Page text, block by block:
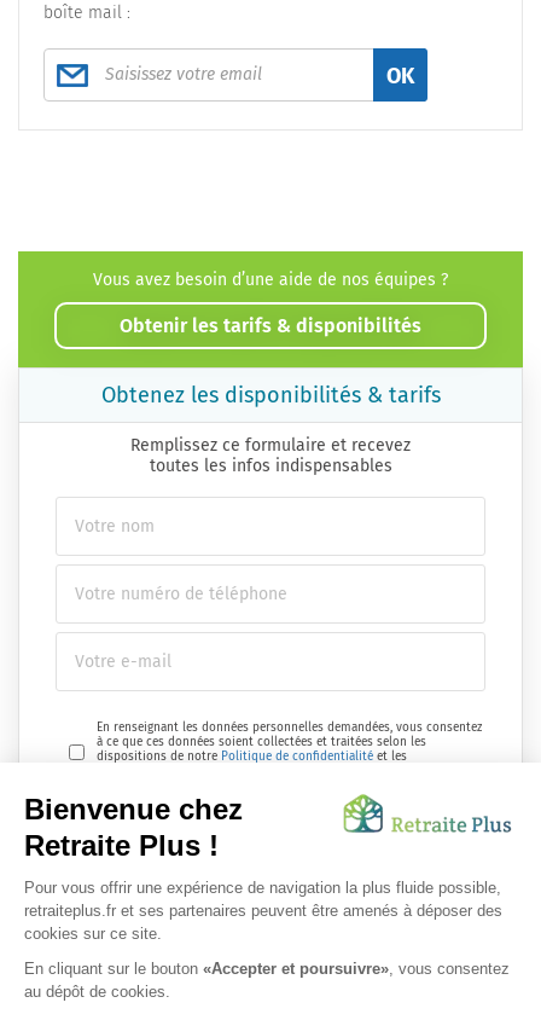
boîte mail :
OK
Vous avez besoin d’une aide de nos équipes ?
Obtenir les tarifs & disponibilités
Obtenez les disponibilités & tarifs
Remplissez ce formulaire et recevez
toutes les infos indispensables
En renseignant les données personnelles demandées, vous consentez
à ce que ces données soient collectées et traitées selon les
dispositions de notre Politique de confidentialité et les
Envoyer ma demande
Nous vous informons de l'existence de la liste d'opposition au
démarchage téléphonique. Inscription sur